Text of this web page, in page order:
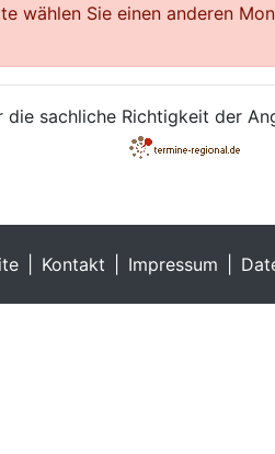
wählen Sie einen anderen
sachliche Richtigkeit der
Kontakt Impressum